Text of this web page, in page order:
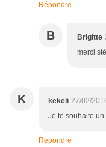
Répondre
B Brigitte
merci
K kekeli 27/02/
Je te souhaite
Répondre